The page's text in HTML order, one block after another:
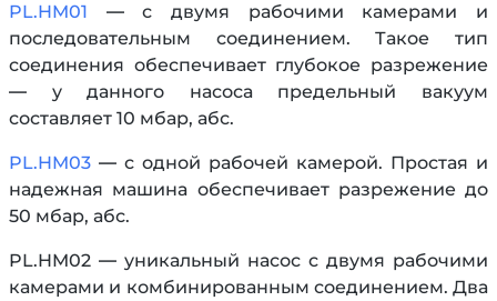
PL.HM01 — с двумя рабочими камерами и
последовательным соединением. Такое тип
соединения обеспечивает глубокое разрежение
— у данного насоса предельный вакуум
составляет 10 мбар, абс.
PL.HM03 — с одной рабочей камерой. Простая и
надежная машина обеспечивает разрежение до
50 мбар, абс.
PL.HM02 — уникальный насос с двумя рабочими
камерами и комбинированным соединением. Два